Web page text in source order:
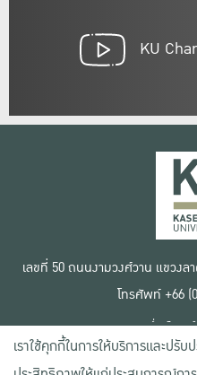
KU
เลขที่ 50 ถนนงามวงศ์วาน แขวงล
โทรศัพท์ +66
เงื่อนไขการ
ข้อตกลงด้
นโยบายคว
เราใช้คุกกี้ในการให้บริการและปรั